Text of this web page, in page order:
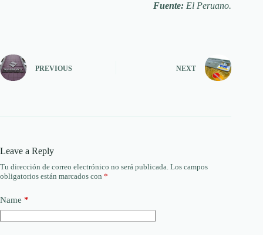
Fuente: El Peruano.
PREVIOUS NEXT
Leave a Reply
Tu dirección de correo electrónico no será publicada. Los campos
obligatorios están marcados con *
Name *